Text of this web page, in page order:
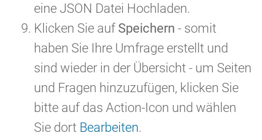
eine JSON Datei Hochladen.
Klicken Sie auf Speichern - somit
haben Sie Ihre Umfrage erstellt und
sind wieder in der Übersicht - um Seiten
und Fragen hinzuzufügen, klicken Sie
bitte auf das Action-Icon und wählen
Sie dort Bearbeiten.